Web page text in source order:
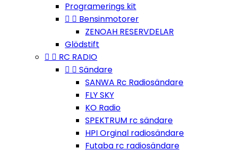
Programerings kit
  Bensinmotorer
ZENOAH RESERVDELAR
Glödstift
  RC RADIO
  Sändare
SANWA Rc Radiosändare
FLY SKY
KO Radio
SPEKTRUM rc sändare
HPI Orginal radiosändare
Futaba rc radiosändare